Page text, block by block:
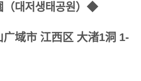
대저생태공원）◆
域市 江西区 大渚1洞 1-